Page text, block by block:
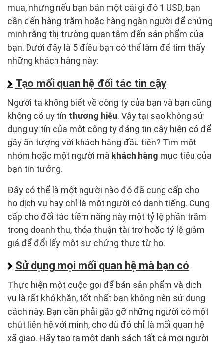
mua, nhưng nếu bạn bán một cái gì đó 1 USD, bạn
cần đến hàng trăm hoặc hàng ngàn người để chứng
minh rằng thị trường quan tâm đến sản phẩm của
bạn. Dưới đây là 5 điều bạn có thể làm để tìm thấy
những khách hàng này:
Tạo mối quan hệ đối tác tin cậy
Người ta không biết về công ty của bạn và bạn cũng
không có uy tín thương hiệu. Vậy tại sao không sử
dụng uy tín của một công ty đáng tin cậy hiện có để
gây ấn tượng với khách hàng đầu tiên? Tìm một
nhóm hoặc một người mà khách hàng mục tiêu của
bạn tin tưởng.
Đây có thể là một người nào đó đã cung cấp cho
họ dịch vụ hay chỉ là một người có danh tiếng. Cung
cấp cho đối tác tiềm năng này một tỷ lệ phần trăm
trong doanh thu, thỏa thuận tài trợ hoặc tỷ lệ giảm
giá để đổi lấy một sự chứng thực từ họ.
Sử dụng mọi mối quan hệ mà bạn có
Thực hiện một cuộc gọi để bán sản phẩm và dịch
vụ là rất khó khăn, tốt nhất bạn không nên sử dụng
cách này. Bạn cần phải gặp gỡ những người có một
chút liên hệ với mình, cho dù đó chỉ là mối quan hệ
xã giao. Hãy tạo ra một danh sách tất cả mọi người